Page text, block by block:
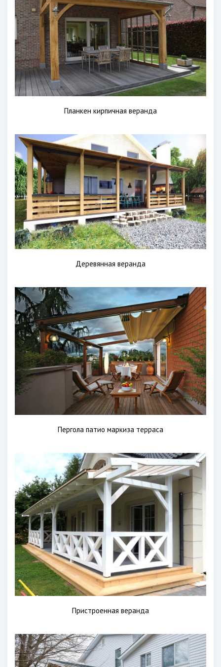
Планкен кирпичная веранда
Деревянная веранда
Пергола патио маркиза терраса
Пристроенная веранда